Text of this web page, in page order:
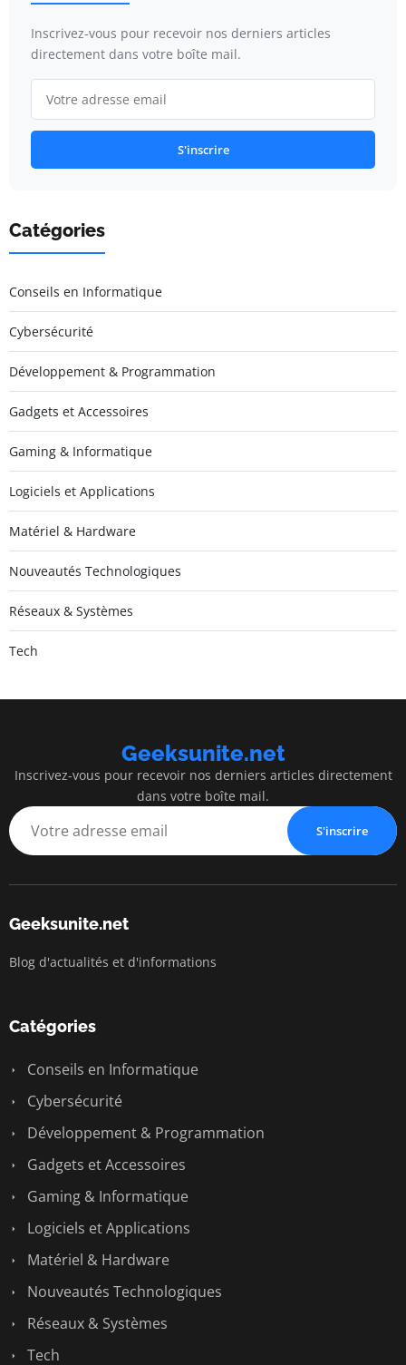
Inscrivez-vous pour recevoir nos derniers articles
directement dans votre boîte mail.
S'inscrire
Catégories
Conseils en Informatique
Cybersécurité
Développement & Programmation
Gadgets et Accessoires
Gaming & Informatique
Logiciels et Applications
Matériel & Hardware
Nouveautés Technologiques
Réseaux & Systèmes
Tech
Geeksunite.net
Inscrivez-vous pour recevoir nos derniers articles directement
dans votre boîte mail.
S'inscrire
Geeksunite.net
Blog d'actualités et d'informations
Catégories
Conseils en Informatique
Cybersécurité
Développement & Programmation
Gadgets et Accessoires
Gaming & Informatique
Logiciels et Applications
Matériel & Hardware
Nouveautés Technologiques
Réseaux & Systèmes
Tech